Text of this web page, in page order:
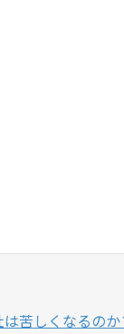
苦しくなるのか